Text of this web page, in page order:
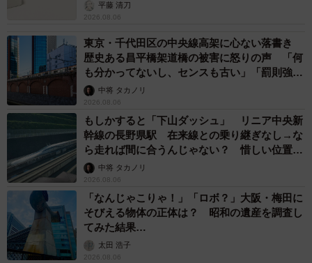
平藤 清刀
2026.08.06
東京・千代田区の中央線高架に心ない落書き
歴史ある昌平橋架道橋の被害に怒りの声 「何
も分かってないし、センスも古い」「罰則強化
して」中将 タカノリ
2026.08.06
もしかすると「下山ダッシュ」 リニア中央新
幹線の長野県駅 在来線との乗り継ぎなし→な
ら走れば間に合うんじゃない？ 惜しい位置関
係が反響
中将 タカノリ
2026.08.06
「なんじゃこりゃ！」「ロボ？」大阪・梅田に
そびえる物体の正体は？ 昭和の遺産を調査し
てみた結果…
太田 浩子
2026.08.06